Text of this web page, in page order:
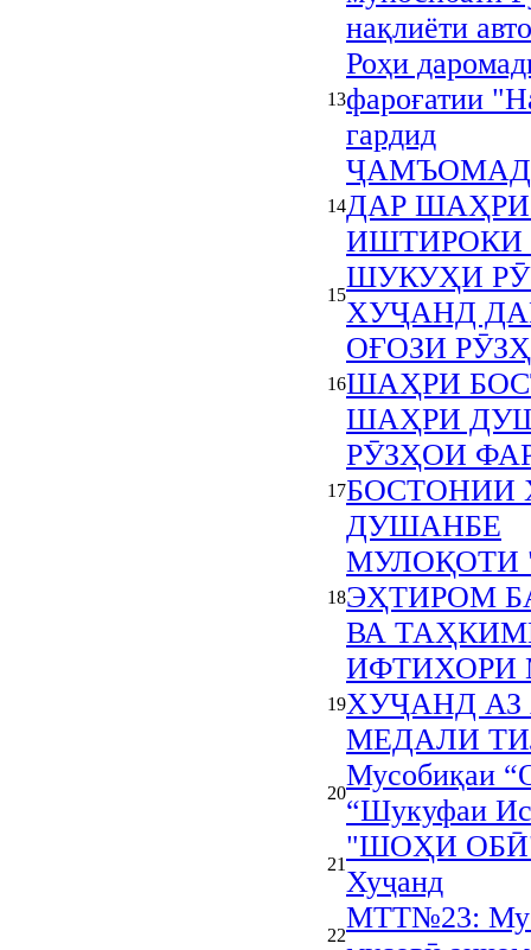
нақлиёти
13
Роҳи
фароғатии
гардид
14ДАР
ИШТИРОКИ
15
ШУКУҲИ
ХУҶАНД
16
ОҒОЗИ
ШАҲРИ
ШАҲРИ
17
РӮЗҲОИ
БОСТОНИИ
ДУШАНБЕ
18
МУЛОҚОТИ
ЭҲТИРОМ
ВА
19
ИФТИХОРИ
ХУҶАНД АЗ
МЕДАЛИ
20
Мусобиқаи
“Шукуфаи
21
"ШОҲИ ОБӢ"
Хуҷанд
22
МТТ№23: